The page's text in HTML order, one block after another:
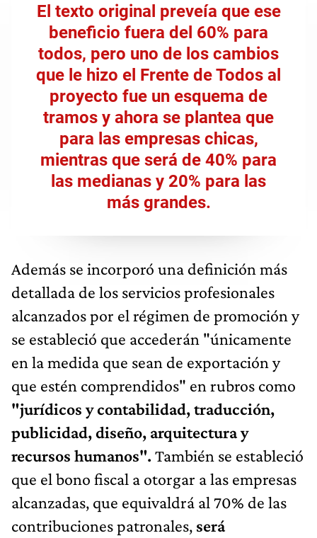
El texto original preveía que ese
beneficio fuera del 60% para
todos, pero uno de los cambios
que le hizo el Frente de Todos al
proyecto fue un esquema de
tramos y ahora se plantea que
para las empresas chicas,
mientras que será de 40% para
las medianas y 20% para las
más grandes.
Además se incorporó una definición más
detallada de los servicios profesionales
alcanzados por el régimen de promoción y
se estableció que accederán "únicamente
en la medida que sean de exportación y
que estén comprendidos" en rubros como
"jurídicos y contabilidad, traducción,
publicidad, diseño, arquitectura y
recursos humanos". También se estableció
que el bono fiscal a otorgar a las empresas
alcanzadas, que equivaldrá al 70% de las
contribuciones patronales, será